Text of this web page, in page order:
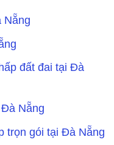
Nẵng
đất đai tại Đà
Nẵng
trọn gói tại Đà Nẵng